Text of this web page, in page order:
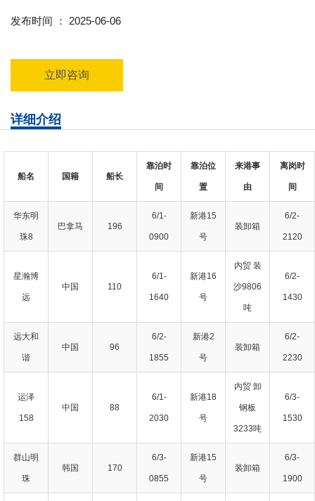
发布时间 ： 2025-06-06
立即咨询
详细介绍
船名 国籍 船长
靠泊时
间
靠泊位
置
来港事
由
离岗时
间
华东明
珠8
巴拿马 196
6/1-
0900
新港15
号
装卸箱
6/2-
2120
星瀚博
远
中国 110
6/1-
1640
新港16
号
内贸 装
沙9806
吨
6/2-
1430
远大和
谐
中国 96
6/2-
1855
新港2
号
装卸箱
6/2-
2230
运泽
158
中国 88
6/1-
2030
新港18
号
内贸 卸
钢板
3233吨
6/3-
1530
群山明
珠
韩国 170
6/3-
0855
新港15
号
装卸箱
6/3-
1900